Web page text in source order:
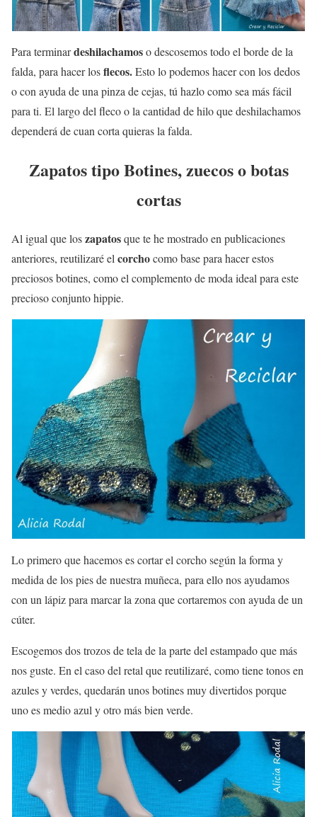
Para terminardeshilachamoso descosemos todo el borde de la
falda, para hacer losflecos.Esto lo podemos hacer con los dedos
o con ayuda de una pinza de cejas, tú hazlo como sea más fácil
para ti. El largo del fleco o la cantidad de hilo que deshilachamos
dependerá de cuan corta quieras la falda.
Zapatos tipo Botines, zuecos o botas
cortas
Al igual que loszapatosque te he mostrado en publicaciones
anteriores, reutilizaré el corchocomo base para hacer estos
preciosos botines, como el complemento de moda ideal para este
precioso conjunto hippie.
Lo primero que hacemos es cortar el corcho según la forma y
medida de los pies de nuestra muñeca, para ello nos ayudamos
con un lápiz para marcar la zona que cortaremos con ayuda de un
cúter.
Escogemos dos trozos de tela de la parte del estampado que más
nos guste. En el caso del retal que reutilizaré, como tiene tonos en
azules y verdes, quedarán unos botines muy divertidos porque
uno es medio azul y otro más bien verde.